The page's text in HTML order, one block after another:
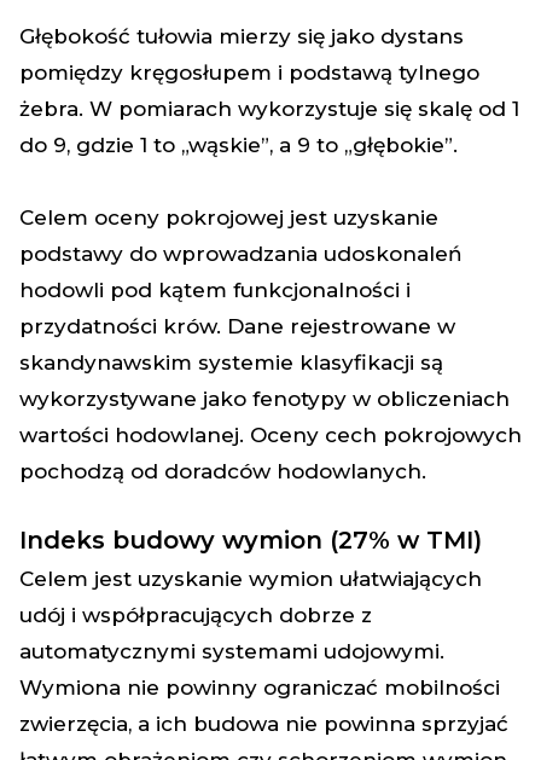
Głębokość tułowia mierzy się jako dystans
pomiędzy kręgosłupem i podstawą tylnego
żebra. W pomiarach wykorzystuje się skalę od 1
do 9, gdzie 1 to „wąskie”, a 9 to „głębokie”.
Celem oceny pokrojowej jest uzyskanie
podstawy do wprowadzania udoskonaleń
hodowli pod kątem funkcjonalności i
przydatności krów. Dane rejestrowane w
skandynawskim systemie klasyfikacji są
wykorzystywane jako fenotypy w obliczeniach
wartości hodowlanej. Oceny cech pokrojowych
pochodzą od doradców hodowlanych.
Indeks budowy wymion (27% w TMI)
Celem jest uzyskanie wymion ułatwiających
udój i współpracujących dobrze z
automatycznymi systemami udojowymi.
Wymiona nie powinny ograniczać mobilności
zwierzęcia, a ich budowa nie powinna sprzyjać